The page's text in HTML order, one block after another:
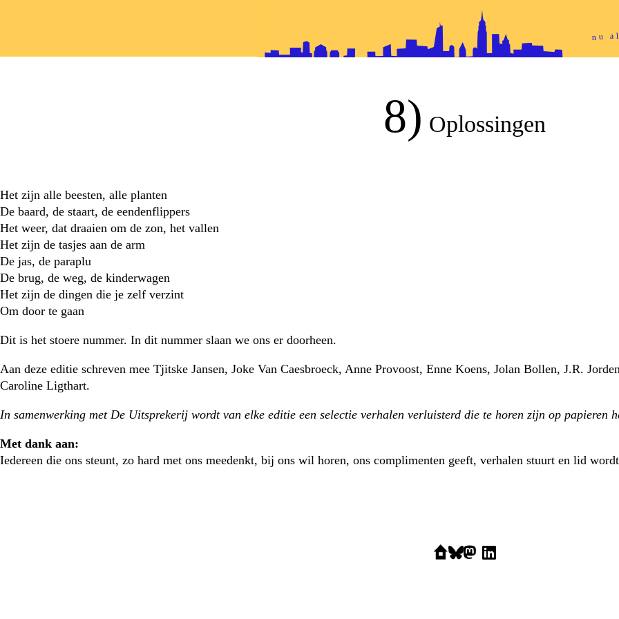
nu
8) Oplossingen
Het zijn alle beesten, alle planten
De baard, de staart, de eendenflippers
Het weer, dat draaien om de zon, het vallen
Het zijn de tasjes aan de arm
De jas, de paraplu
De brug, de weg, de kinderwagen
Het zijn de dingen die je zelf verzint
Om door te gaan
Dit is het stoere nummer. In dit nummer slaan we ons er doorheen.
Aan deze editie schreven mee Tjitske Jansen, Joke Van Caesbroeck, Anne Provoost, Enne Koens, Jolan Bollen, J.R.
Caroline Ligthart.
In samenwerking met De Uitsprekerij wordt van elke editie een selectie verhalen verluisterd die te horen zijn op papieren
Met dank aan:
Iedereen die ons steunt, zo hard met ons meedenkt, bij ons wil horen, ons complimenten geeft, verhalen stuurt en lid